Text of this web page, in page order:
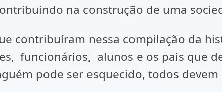
na construção de uma
nessa compilação da
funcionários, alunos e os pais que
pode ser esquecido, todos